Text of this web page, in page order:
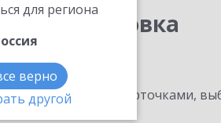
для региона
верно
другой
карточками,